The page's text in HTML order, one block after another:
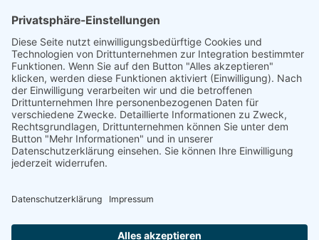
richtig, wenn
Sie Fachleute
für Blech- und
Profilbearbeitung,
Abkanttechnik,
Schweißtechnik
oder
Baugruppenfertigung
suchen.
Ansprechpartner
74 / 900
79 - 0
info@elting-
metalltechnik.de
Sitemap
Media
Instagram
Facebook
YouTube